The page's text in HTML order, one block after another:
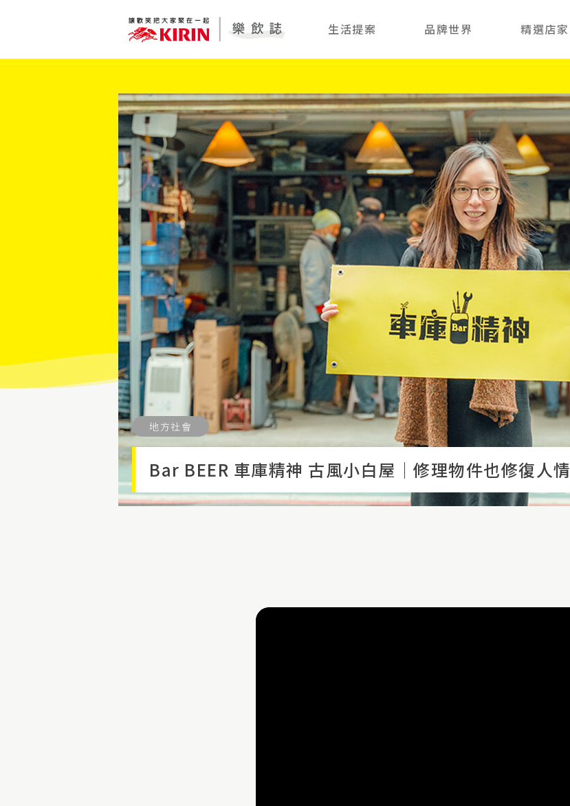
生活提案 品牌世界 精選店家
地方社會
Bar BEER 車庫精神 古風小白屋│修理物件也修復人情